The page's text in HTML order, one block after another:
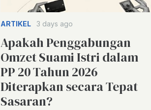
ARTIKEL 3 days ago
Apakah Penggabungan
Omzet Suami Istri dalam
PP 20 Tahun 2026
Diterapkan secara Tepat
Sasaran?